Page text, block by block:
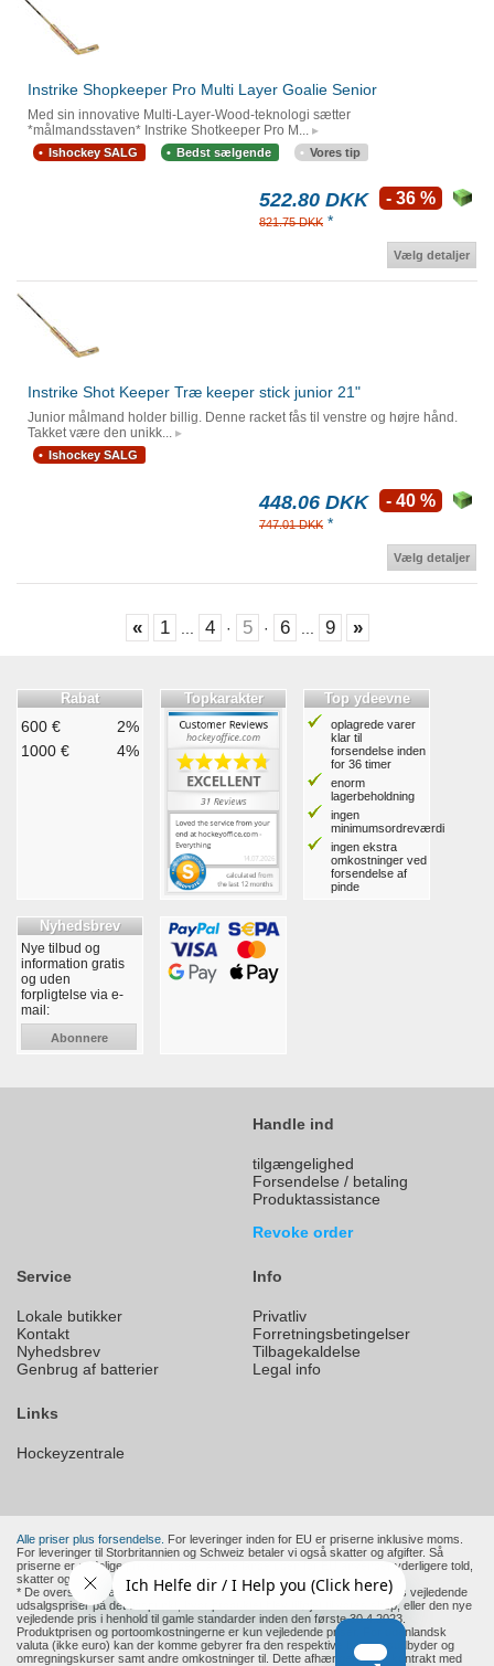
Instrike Shopkeeper Pro Multi Layer Goalie Senior
Med sin innovative Multi-Layer-Wood-teknologi sætter
*målmandsstaven* Instrike Shotkeeper Pro M...
Ishockey SALG Bedst sælgende Vores tip
522.80 DKK
821.75 DKK *
- 36 %
Vælg detaljer
Instrike Shot Keeper Træ keeper stick junior 21"
Junior målmand holder billig. Denne racket fås til venstre og højre hånd.
Takket være den unikk...
Ishockey SALG
448.06 DKK
747.01 DKK *
- 40 %
Vælg detaljer
« 1 4 · 5 · 6 9 »
Rabat
600 €
2%
1000 €
4%
Topkarakter Top ydeevne
oplagrede varer
klar til
forsendelse inden
for 36 timer
enorm
lagerbeholdning
ingen
minimumsordreværdi
ingen ekstra
omkostninger ved
forsendelse af
pinde
Nyhedsbrev
Nye tilbud og
information gratis
og uden
forpligtelse via e-
mail:
Abonnere
Handle ind
tilgængelighed
Forsendelse / betaling
Produktassistance
Revoke order
Service
Lokale butikker
Kontakt
Nyhedsbrev
Genbrug af batterier
Info
Privatliv
Forretningsbetingelser
Tilbagekaldelse
Legal info
Links
Hockeyzentrale
Alle priser plus forsendelse. For leveringer inden for EU er priserne inklusive moms.
For leveringer til Storbritannien og Schweiz betaler vi også skatter og afgifter. Så
priserne er endelige priser for dem. Andre lande uden for EU anvender yderligere told,
skatter og afgifter.
* De overstregede priser er producentens eller en europæisk forhandlers vejledende
udsalgspriser på det tidspunkt, hvor produktet blev tilføjet til vores shop, eller den nye
vejledende pris i henhold til gamle standarder inden den første 30.4.2023.
Produktprisen og portoomkostningerne er kun vejledende priser. For udenlandsk
valuta (ikke euro) kan der komme gebyrer fra den respektive betalingsudbyder og
omregningskurser samt andre omkostninger til. Dette afhænger af din kontrakt med